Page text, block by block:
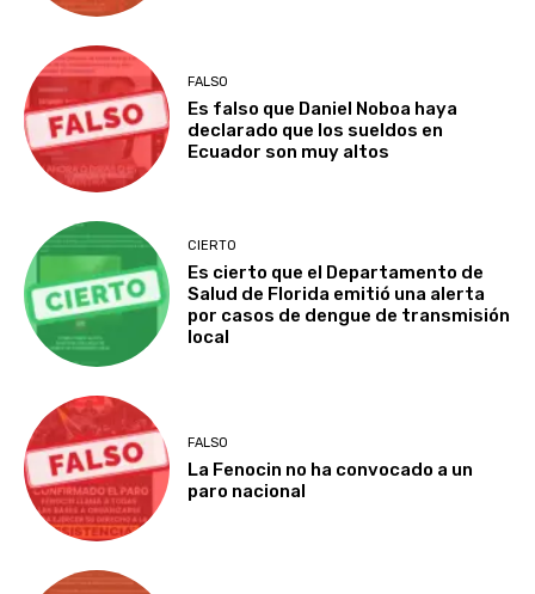
FALSO
Es falso que Daniel Noboa haya
declarado que los sueldos en
Ecuador son muy altos
CIERTO
Es cierto que el Departamento de
Salud de Florida emitió una alerta
por casos de dengue de transmisión
local
FALSO
La Fenocin no ha convocado a un
paro nacional